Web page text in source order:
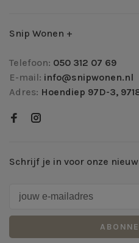
Snip Wonen +
Telefoon: 050 312 07 69
E-mail: info@snipwonen.nl
Adres: Hoendiep 97D-3,
Schrijf je in voor onze